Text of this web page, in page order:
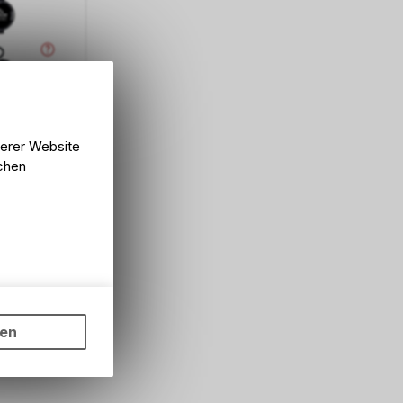
Website
Sie,